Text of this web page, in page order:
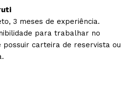
3 meses de experiência.
para trabalhar no
possuir carteira de reservista ou